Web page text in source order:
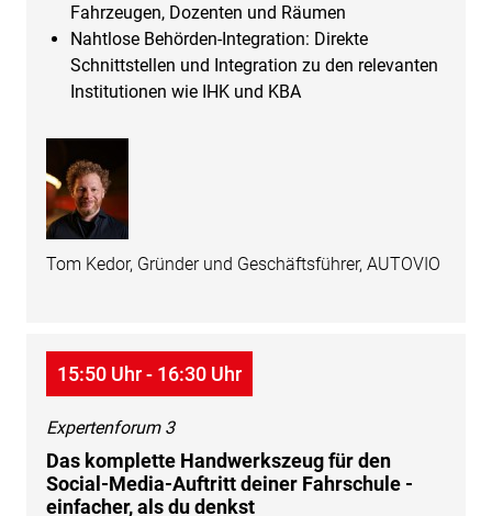
Fahrzeugen, Dozenten und Räumen
Nahtlose Behörden-Integration: Direkte
Schnittstellen und Integration zu den relevanten
Institutionen wie IHK und KBA
Tom Kedor, Gründer und Geschäftsführer, AUTOVIO
15:50 Uhr - 16:30 Uhr
Expertenforum 3
Das komplette Handwerkszeug für den
Social-Media-Auftritt deiner Fahrschule -
einfacher, als du denkst